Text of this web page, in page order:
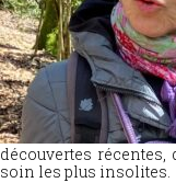
découvertes récentes,
soin les plus insolites.